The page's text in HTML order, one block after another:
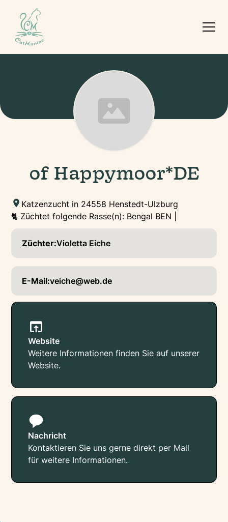
of Happymoor*DE
Katzenzucht in 24558 Henstedt-Ulzburg
🐈 Züchtet folgende Rasse(n): Bengal BEN |
Züchter:Violetta Eiche
E-Mail:veiche@web.de
Website
Weitere Informationen finden Sie auf unserer
Website.
Nachricht
Kontaktieren Sie uns gerne direkt per Mail
für weitere Informationen.